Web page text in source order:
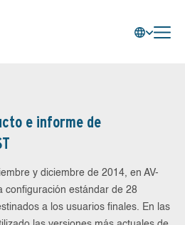
e informe de
y diciembre de 2014, en AV-
configuración estándar de 28
a los usuarios finales. En las